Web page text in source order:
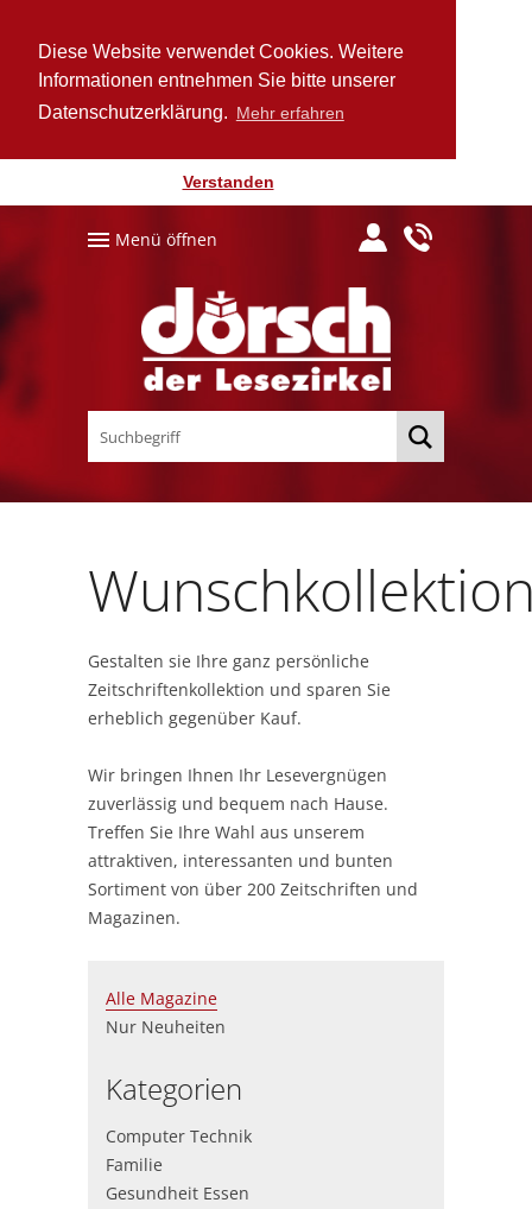
Diese Website verwendet Cookies. Weitere
Informationen entnehmen Sie bitte unserer
Datenschutz­erklärung. Mehr erfahren
Verstanden
Menü öffnen
Gestalten sie Ihre ganz persönliche
Zeitschriftenkollektion und sparen Sie
erheblich gegenüber Kauf.
Wir bringen Ihnen Ihr Lesevergnügen
zuverlässig und bequem nach Hause.
Treffen Sie Ihre Wahl aus unserem
attraktiven, interessanten und bunten
Sortiment von über 200 Zeitschriften und
Magazinen.
Alle Magazine
Nur Neuheiten
Kategorien
Computer Technik
Familie
Gesundheit Essen